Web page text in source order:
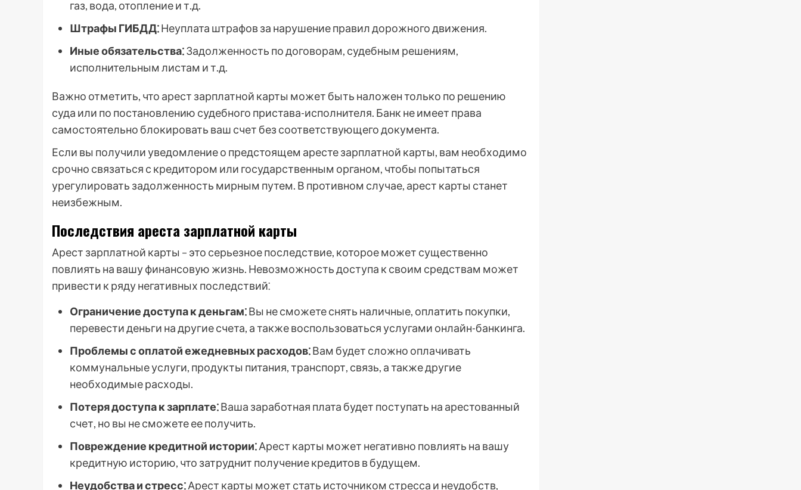
газ, вода, отопление и т.д.
Штрафы ГИБДД⁚Неуплата штрафов за нарушение правил дорожного движения.
Иные обязательства⁚Задолженность по договорам, судебным решениям,
исполнительным листам и т.д.
Важно отметить, что арест зарплатной карты может быть наложен только по решению
суда или по постановлению судебного пристава-исполнителя. Банк не имеет права
самостоятельно блокировать ваш счет без соответствующего документа.
Если вы получили уведомление о предстоящем аресте зарплатной карты, вам необходимо
срочно связаться с кредитором или государственным органом, чтобы попытаться
урегулировать задолженность мирным путем. В противном случае, арест карты станет
неизбежным.
Последствия ареста зарплатной карты
Арест зарплатной карты – это серьезное последствие, которое может существенно
повлиять на вашу финансовую жизнь. Невозможность доступа к своим средствам может
привести к ряду негативных последствий⁚
Ограничение доступа к деньгам⁚Вы не сможете снять наличные, оплатить покупки,
перевести деньги на другие счета, а также воспользоваться услугами онлайн-банкинга.
Проблемы с оплатой ежедневных расходов⁚Вам будет сложно оплачивать
коммунальные услуги, продукты питания, транспорт, связь, а также другие
необходимые расходы.
Потеря доступа к зарплате⁚Ваша заработная плата будет поступать на арестованный
счет, но вы не сможете ее получить.
Повреждение кредитной истории⁚Арест карты может негативно повлиять на вашу
кредитную историю, что затруднит получение кредитов в будущем.
Неудобства и стресс⁚Арест карты может стать источником стресса и неудобств,